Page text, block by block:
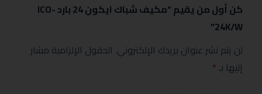
كن أول من يقيم “مكيف شباك ايكون 24 بارد ICO-
24K/W”
لن يتم نشر عنوان بريدك الإلكتروني. الحقول الإلزامية مشار
إليها بـ*